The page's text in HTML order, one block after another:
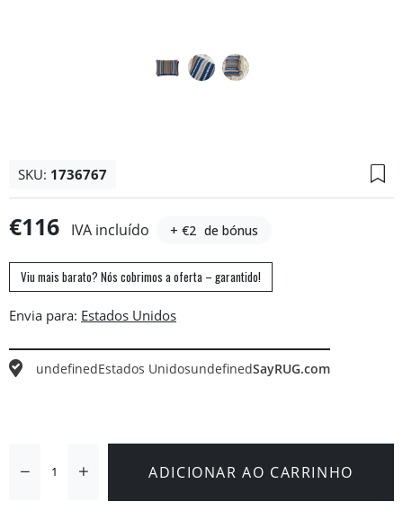
SKU: 1736767
€116 IVA incluído + €2 de bónus
Viu mais barato? Nós cobrimos a oferta – garantido!
Envia para:
undefinedEstados UnidosundefinedSayRUG.com
ADICIONAR AO CARRINHO